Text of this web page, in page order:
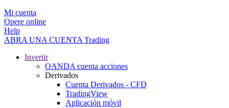
Mi cuenta
Opere online
Help
ABRA UNA CUENTA Trading
Invertir
OANDA cuenta acciones
Derivados
Cuenta Derivados - CFD
TradingView
Aplicación móvil